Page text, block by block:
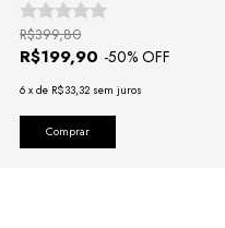
R$199,90 -50% OFF
R$399,80
6 xde R$33,32 sem juros
Comprar